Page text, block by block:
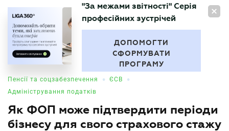
UA
БУХГАЛТЕР
"За межами звітності" Серія
професійних зустрічей
ДОПОМОГТИ
СФОРМУВАТИ
ПРОГРАМУ
Пенсії та соцзабезпечення • ЄСВ •
Адміністрування податків
Як ФОП може підтвердити періоди
бізнесу для свого страхового стажу